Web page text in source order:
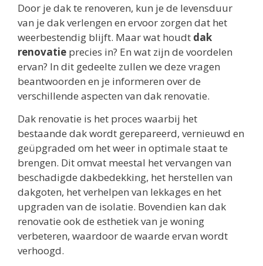
Door je dak te renoveren, kun je de levensduur
van je dak verlengen en ervoor zorgen dat het
weerbestendig blijft. Maar wat houdt dak
renovatie precies in? En wat zijn de voordelen
ervan? In dit gedeelte zullen we deze vragen
beantwoorden en je informeren over de
verschillende aspecten van dak renovatie.
Dak renovatie is het proces waarbij het
bestaande dak wordt gerepareerd, vernieuwd en
geüpgraded om het weer in optimale staat te
brengen. Dit omvat meestal het vervangen van
beschadigde dakbedekking, het herstellen van
dakgoten, het verhelpen van lekkages en het
upgraden van de isolatie. Bovendien kan dak
renovatie ook de esthetiek van je woning
verbeteren, waardoor de waarde ervan wordt
verhoogd.